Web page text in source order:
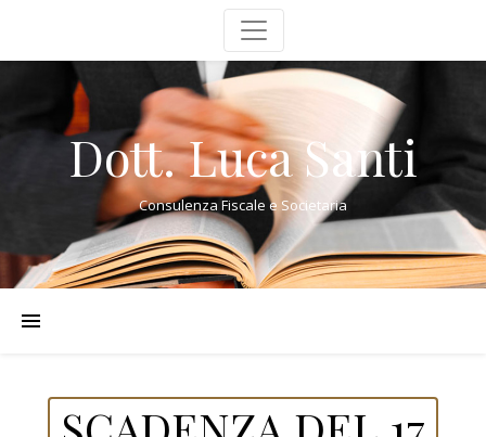
Dott. Luca Santi
Consulenza Fiscale e Societaria